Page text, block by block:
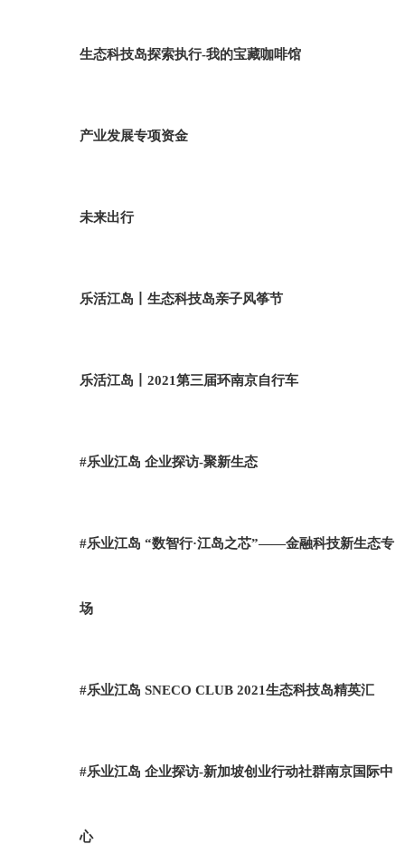
生态科技岛探索执行-我的宝藏咖啡馆
产业发展专项资金
未来出行
乐活江岛丨生态科技岛亲子风筝节
乐活江岛丨2021第三届环南京自行车
#乐业江岛 企业探访-聚新生态
#乐业江岛 “数智行·江岛之芯”——金融科技新生态专
场
#乐业江岛 SNECO CLUB 2021生态科技岛精英汇
#乐业江岛 企业探访-新加坡创业行动社群南京国际中
心